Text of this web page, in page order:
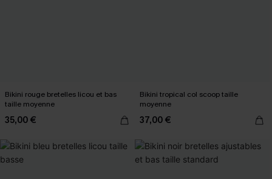
Bikini rouge bretelles licou et bas
taille moyenne
35,00 €
Bikini tropical col scoop taille
moyenne
37,00 €